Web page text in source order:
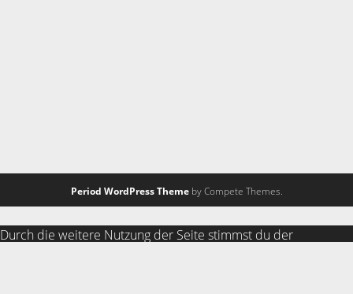
Period WordPress Themeby Compete Themes.
Durch die weitere Nutzung der Seite stimmst du der